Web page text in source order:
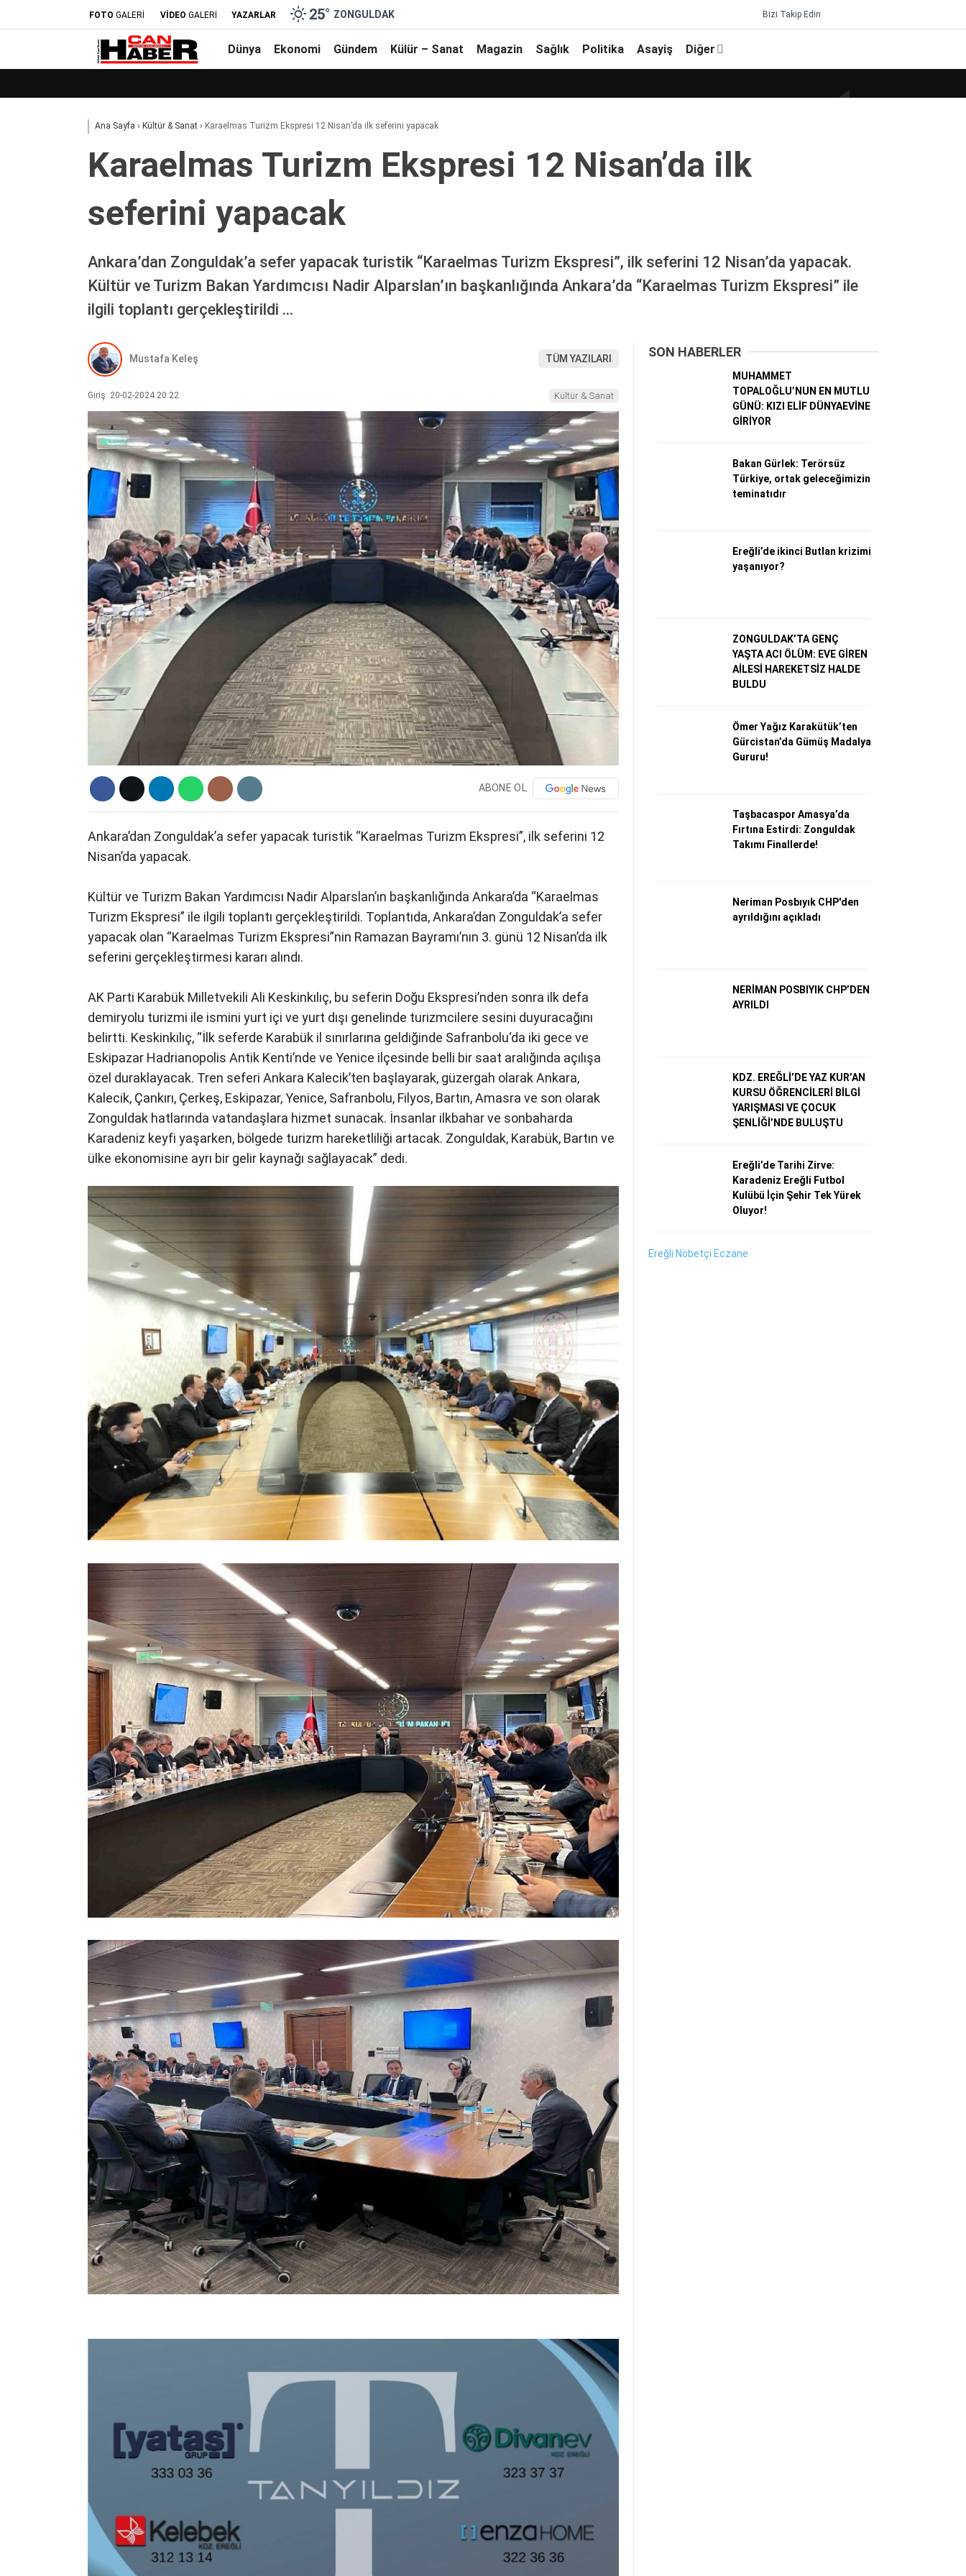
Ekonomi
Magazin
WhatsApp İhbar Hattı
Facebook
FOTO GALERİ VİDEO GALERİ YAZARLAR 25° ZONGULDAK Bizi Takip Edin
Dünya Ekonomi Gündem Külür – Sanat Magazin Sağlık Politika Asayiş Diğer
Ana Sayfa › Kültür & Sanat › Karaelmas Turizm Ekspresi 12 Nisan’da ilk seferini yapacak
Karaelmas Turizm Ekspresi 12 Nisan’da ilk
seferini yapacak
Ankara’dan Zonguldak’a sefer yapacak turistik “Karaelmas Turizm Ekspresi”, ilk seferini 12 Nisan’da yapacak.
Kültür ve Turizm Bakan Yardımcısı Nadir Alparslan’ın başkanlığında Ankara’da “Karaelmas Turizm Ekspresi” ile
ilgili toplantı gerçekleştirildi …
Mustafa Keleş TÜM YAZILARI
Giriş: 20-02-2024 20:22 Kültür & Sanat
ABONE OL
Ankara’dan Zonguldak’a sefer yapacak turistik “Karaelmas Turizm Ekspresi”, ilk seferini 12
Nisan’da yapacak.
Kültür ve Turizm Bakan Yardımcısı Nadir Alparslan’ın başkanlığında Ankara’da “Karaelmas
Turizm Ekspresi” ile ilgili toplantı gerçekleştirildi. Toplantıda, Ankara’dan Zonguldak’a sefer
yapacak olan “Karaelmas Turizm Ekspresi”nin Ramazan Bayramı’nın 3. günü 12 Nisan’da ilk
seferini gerçekleştirmesi kararı alındı.
AK Parti Karabük Milletvekili Ali Keskinkılıç, bu seferin Doğu Ekspresi’nden sonra ilk defa
demiryolu turizmi ile ismini yurt içi ve yurt dışı genelinde turizmcilere sesini duyuracağını
belirtti. Keskinkılıç, “İlk seferde Karabük il sınırlarına geldiğinde Safranbolu‘da iki gece ve
Eskipazar Hadrianopolis Antik Kenti’nde ve Yenice ilçesinde belli bir saat aralığında açılışa
özel duraklayacak. Tren seferi Ankara Kalecik’ten başlayarak, güzergah olarak Ankara,
Kalecik, Çankırı, Çerkeş, Eskipazar, Yenice, Safranbolu, Filyos, Bartın, Amasra ve son olarak
Zonguldak hatlarında vatandaşlara hizmet sunacak. İnsanlar ilkbahar ve sonbaharda
Karadeniz keyfi yaşarken, bölgede turizm hareketliliği artacak. Zonguldak, Karabük, Bartın ve
ülke ekonomisine ayrı bir gelir kaynağı sağlayacak” dedi.
SON HABERLER
MUHAMMET
TOPALOĞLU’NUN EN MUTLU
GÜNÜ: KIZI ELİF DÜNYAEVİNE
GİRİYOR
Bakan Gürlek: Terörsüz
Türkiye, ortak geleceğimizin
teminatıdır
Ereğli’de ikinci Butlan krizimi
yaşanıyor?
ZONGULDAK’TA GENÇ
YAŞTA ACI ÖLÜM: EVE GİREN
AİLESİ HAREKETSİZ HALDE
BULDU
Ömer Yağız Karakütük’ten
Gürcistan’da Gümüş Madalya
Gururu!
Taşbacaspor Amasya’da
Fırtına Estirdi: Zonguldak
Takımı Finallerde!
Neriman Posbıyık CHP'den
ayrıldığını açıkladı
NERİMAN POSBIYIK CHP’DEN
AYRILDI
KDZ. EREĞLİ’DE YAZ KUR’AN
KURSU ÖĞRENCİLERİ BİLGİ
YARIŞMASI VE ÇOCUK
ŞENLİĞİ’NDE BULUŞTU
Ereğli’de Tarihi Zirve:
Karadeniz Ereğli Futbol
Kulübü İçin Şehir Tek Yürek
Oluyor!
Ereğli Nöbetçi Eczane